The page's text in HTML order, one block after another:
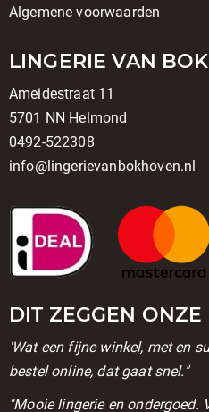
Algemene voorwaarden
LINGERIE VAN
Ameidestraat 11
5701 NN Helmond
0492-522308
info@lingerievanbokhoven.nl
DIT ZEGGEN ONZE
'Wat een fijne winkel, met en
bestel online, dat gaat snel."
''Mooie lingerie en ondergoed.